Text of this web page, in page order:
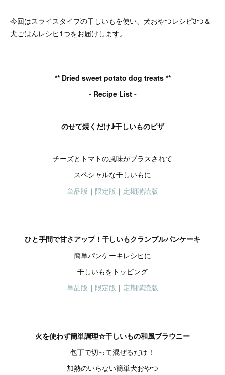
今回はスライスタイプの干しいもを使い、犬おやつレシピ3つ＆
犬ごはんレシピ1つをお届けします。
** Dried sweet potato dog treats **
- Recipe List -
のせて焼くだけ♪干しいものピザ
チーズとトマトの風味がプラスされて
スペシャルな干しいもに
単品版 ｜ 限定版 ｜ 定期購読版
ひと手間で甘さアップ！干しいもクランブルパンケーキ
簡単パンケーキレシピに
干しいもをトッピング
単品版 ｜ 限定版 ｜ 定期購読版
火を使わず簡単調理☆干しいもの和風ブラウニー
包丁で切って混ぜるだけ！
加熱のいらない簡単犬おやつ